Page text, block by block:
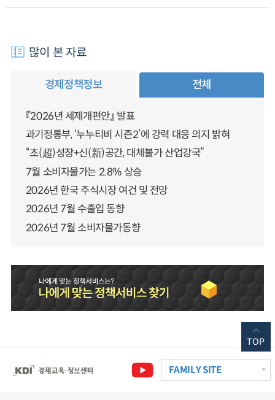
많이 본 자료
경제정책정보 전체
『2026년 세제개편안』 발표
과기정통부, ‘누누티비 시즌2’에 강력 대응 의지 밝혀
“초(超)성장+신(新)공간, 대체불가 산업강국”
7월 소비자물가는 2.8% 상승
2026년 한국 주식시장 여건 및 전망
2026년 7월 수출입 동향
2026년 7월 소비자물가동향
FAMILY SITE
TOP